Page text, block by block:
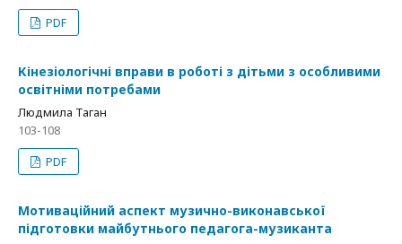
PDF
Кінезіологічні вправи в роботі з дітьми з особливими
освітніми потребами
Людмила Таган
103-108
PDF
Мотиваційний аспект музично-виконавської
підготовки майбутнього педагога-музиканта